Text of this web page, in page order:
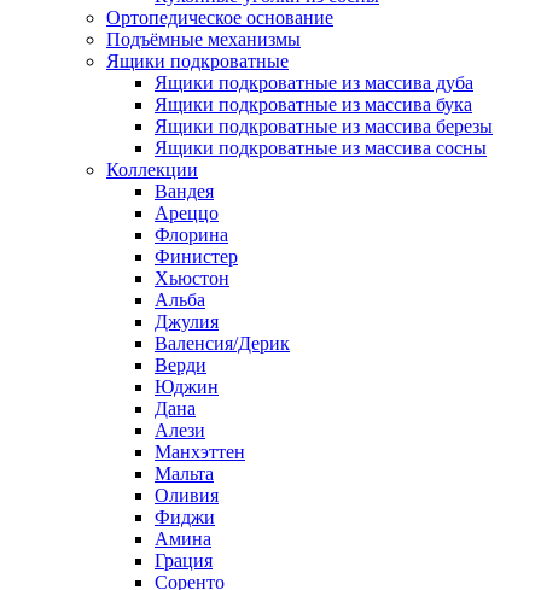
Ортопедическое основание
Подъёмные механизмы
Ящики подкроватные
Ящики подкроватные из массива дуба
Ящики подкроватные из массива бука
Ящики подкроватные из массива березы
Ящики подкроватные из массива сосны
Коллекции
Вандея
Ареццо
Флорина
Финистер
Хьюстон
Альба
Джулия
Валенсия/Дерик
Верди
Юджин
Дана
Алези
Манхэттен
Мальта
Оливия
Фиджи
Амина
Грация
Соренто